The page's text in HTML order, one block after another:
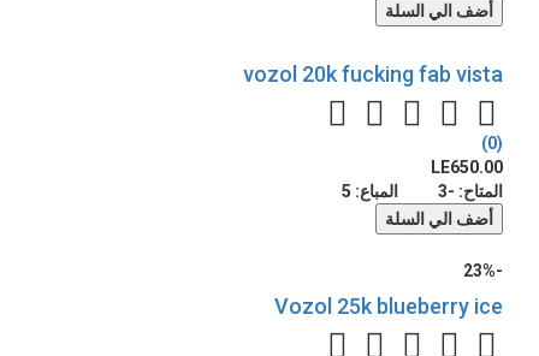
أضف الي السلة
vozol 20k fucking fab vista
(0)
LE650.00
المتاح: -3 المباع: 5
أضف الي السلة
-23%
Vozol 25k blueberry ice